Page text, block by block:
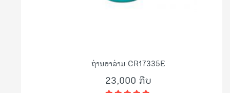
ຖ່ານອາລ່າມ CR17335E
23,000 ກີບ